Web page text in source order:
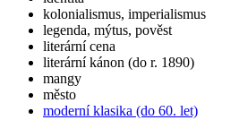
kolonialismus, imperialismus
legenda, mýtus, pověst
literární cena
literární kánon (do r. 1890)
mangy
město
moderní klasika (do 60. let)